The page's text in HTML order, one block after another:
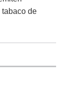
tabaco de